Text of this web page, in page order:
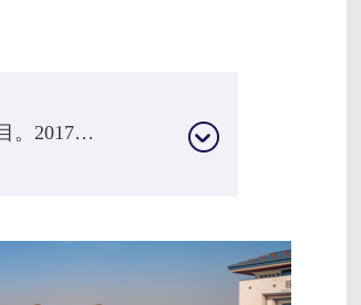
2017年2月，学校与剑桥大学耶稣学院合作开展全日制访学项目。2017年3月28日，学校与湖北长江报刊传媒（集团）有限公司举行关于《湖北教育·应用型教育研究》战略合作签约仪式。同日，华为在我校设立“ICT应用型人才培养基地”。2017年4月19日，学校正式命名“马化腾教学楼”“企鹅广场”和“知己教学楼”。腾讯主要创始人、董事会主席兼首席执行官马化腾，腾讯主要创始人张志东，以及腾讯早期创始团队成员、微光创投创始合伙人吴...